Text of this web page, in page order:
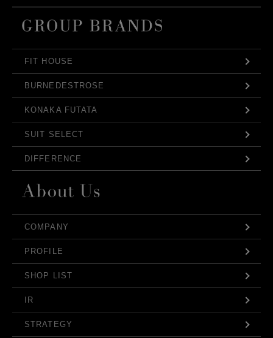
FIT HOUSE
BURNEDESTROSE
KONAKA FUTATA
SUIT SELECT
DIFFERENCE
COMPANY
PROFILE
SHOP LIST
IR
STRATEGY